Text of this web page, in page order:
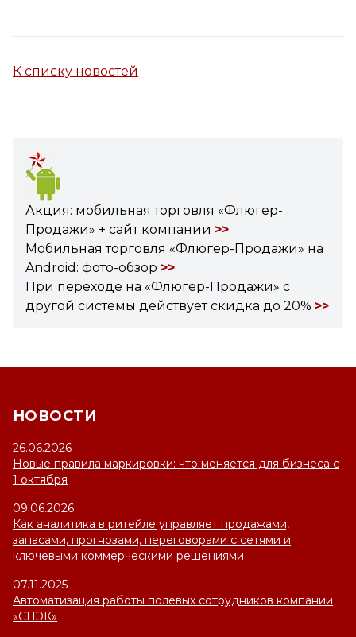
К списку новостей
Акция: мобильная торговля «Флюгер-
Продажи» + сайт компании >>
Мобильная торговля «Флюгер-Продажи» на
Android: фото-обзор >>
При переходе на «Флюгер-Продажи» с
другой системы действует скидка до 20% >>
НОВОСТИ
26.06.2026
Новые правила маркировки: что меняется для бизнеса с
1 октября
09.06.2026
Как аналитика в ритейле управляет продажами,
запасами, прогнозами, переговорами с сетями и
ключевыми коммерческими решениями
07.11.2025
Автоматизация работы полевых сотрудников компании
«СНЭК»